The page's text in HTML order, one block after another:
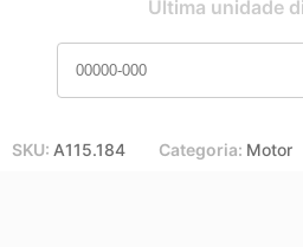
Última unidade
SKU: A115.184 Categoria: Motor